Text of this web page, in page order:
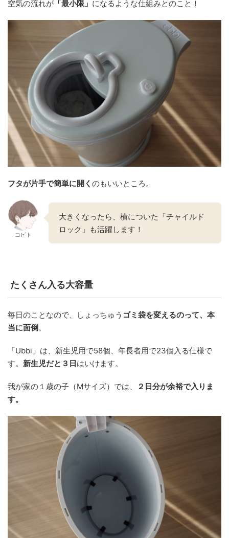
空気の流れが 「最小限」 になるような仕組みとのこと！
フタが片手で簡単に開く のもいいところ。
コビト
大きくなったら、横についた「チャイルド
ロック」も活躍します！
たくさん入る大容量
毎日のことなので、しょっちゅう ゴミ袋を変えるのって、本
当に面倒。
「Ubbi」は、新生児用で58個、年長者用で23個入る仕様で
す。 新生児だと３日 はいけます。
我が家の１歳の子（Mサイズ）では、
２日分が余裕で入りま
す。